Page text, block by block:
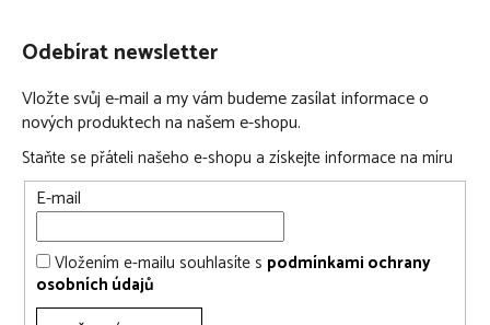
otočné korálky – 360°
po stisknutí hraje pianko veselé melodie a bliká
hrací pult vyžadujme 2x AA 1,5 V baterie (nejsou součástí)
Odebírat newsletter
Vložte svůj e-mail a my vám budeme zasílat informace o
nových produktech na našem e-shopu.
Staňte se přáteli našeho e-shopu a získejte informace na míru
E-mail
Vložením e-mailu souhlasíte s podmínkami ochrany
osobních údajů